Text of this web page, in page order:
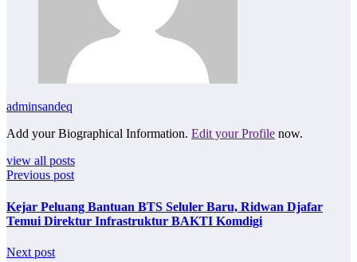
adminsandeq
Add your Biographical Information. Edit your Profile now.
view all posts
Previous post
Kejar Peluang Bantuan BTS Seluler Baru, Ridwan Djafar
Temui Direktur Infrastruktur BAKTI Komdigi
Next post